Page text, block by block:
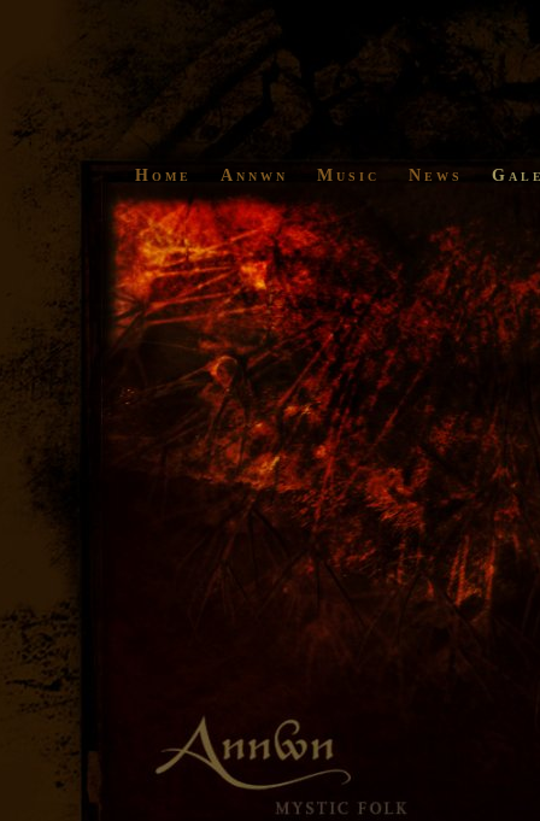
Home Annwn Music News